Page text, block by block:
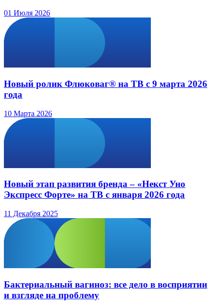
01 Июля 2026
Новый ролик Флюковаг® на ТВ с 9 марта 2026
года
10 Марта 2026
Новый этап развития бренда – «Некст Уно
Экспресс Форте» на ТВ с января 2026 года
11 Декабря 2025
Бактериальный вагиноз: все дело в восприятии
и взгляде на проблему